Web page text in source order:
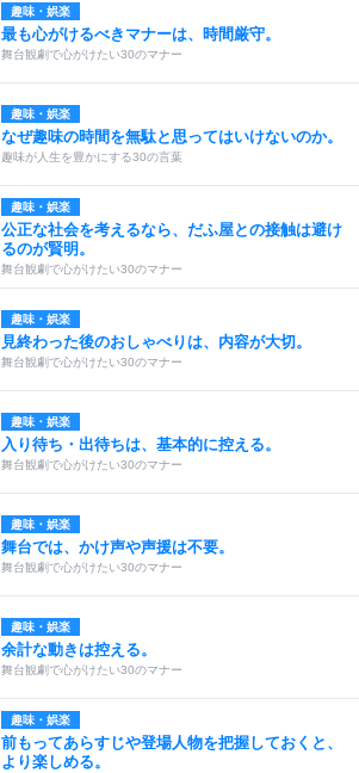
趣味・娯楽
最も心がけるべきマナーは、時間厳守。
舞台観劇で心がけたい30のマナー
趣味・娯楽
なぜ趣味の時間を無駄と思ってはいけないのか。
趣味が人生を豊かにする30の言葉
趣味・娯楽
公正な社会を考えるなら、だふ屋との接触は避け
るのが賢明。
舞台観劇で心がけたい30のマナー
趣味・娯楽
見終わった後のおしゃべりは、内容が大切。
舞台観劇で心がけたい30のマナー
趣味・娯楽
入り待ち・出待ちは、基本的に控える。
舞台観劇で心がけたい30のマナー
趣味・娯楽
舞台では、かけ声や声援は不要。
舞台観劇で心がけたい30のマナー
趣味・娯楽
余計な動きは控える。
舞台観劇で心がけたい30のマナー
趣味・娯楽
前もってあらすじや登場人物を把握しておくと、
より楽しめる。